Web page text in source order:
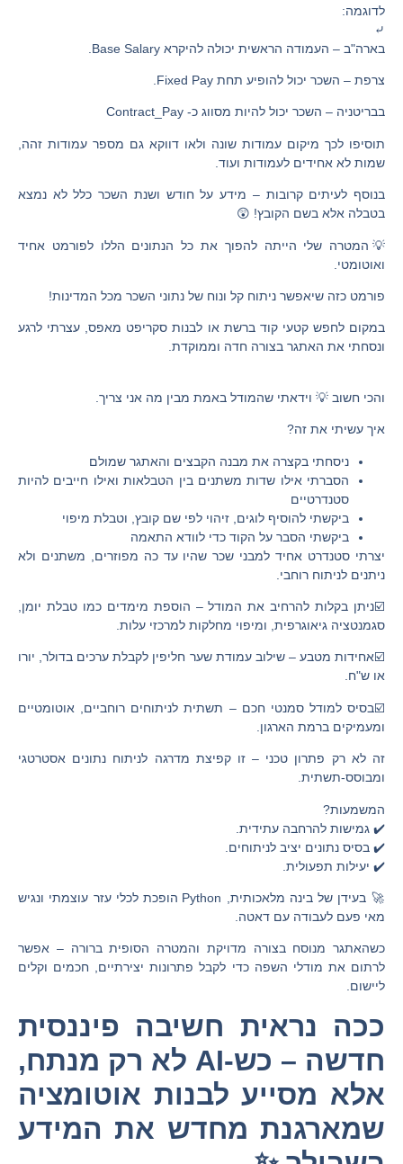
לדוגמה:
⤶
בארה"ב – העמודה הראשית יכולה להיקרא Base Salary.
צרפת – השכר יכול להופיע תחת Fixed Pay.
בבריטניה – השכר יכול להיות מסווג כ- Contract_Pay
תוסיפו לכך מיקום עמודות שונה ולאו דווקא גם מספר עמודות זהה,
שמות לא אחידים לעמודות ועוד.
בנוסף לעיתים קרובות – מידע על חודש ושנת השכר כלל לא נמצא
בטבלה אלא בשם הקובץ! 😲
💡המטרה שלי הייתה להפוך את כל הנתונים הללו לפורמט אחיד
ואוטומטי.
פורמט כזה שיאפשר ניתוח קל ונוח של נתוני השכר מכל המדינות!
במקום לחפש קטעי קוד ברשת או לבנות סקריפט מאפס, עצרתי לרגע
ונסחתי את האתגר בצורה חדה וממוקדת.
והכי חשוב 💡 וידאתי שהמודל באמת מבין מה אני צריך.
איך עשיתי את זה?
ניסחתי בקצרה את מבנה הקבצים והאתגר שמולם
הסברתי אילו שדות משתנים בין הטבלאות ואילו חייבים להיות
סטנדרטיים
ביקשתי להוסיף לוגים, זיהוי לפי שם קובץ, וטבלת מיפוי
ביקשתי הסבר על הקוד כדי לוודא התאמה
יצרתי סטנדרט אחידלמבני שכר שהיו עד כה מפוזרים, משתנים ולא
ניתנים לניתוח רוחבי.
☑️ניתן בקלות להרחיב את המודל– הוספת מימדים כמו טבלת יומן,
סגמנטציה גיאוגרפית, ומיפוי מחלקות למרכזי עלות.
☑️אחידות מטבע – שילוב עמודת שער חליפין לקבלת ערכים בדולר, יורו
או ש"ח.
☑️בסיס למודל סמנטי חכם – תשתית לניתוחים רוחביים, אוטומטיים
ומעמיקים ברמת הארגון.
זה לא רק פתרון טכני – זוקפיצת מדרגה לניתוח נתונים אסטרטגי
ומבוסס-תשתית.
המשמעות?
✔️ גמישות להרחבה עתידית.
✔️ בסיס נתונים יציב לניתוחים.
✔️ יעילות תפעולית.
🚀
בעידן של בינה מלאכותית, Python הופכת לכלי עזר עוצמתי ונגיש
מאי פעם לעבודה עם דאטה.
כשהאתגר מנוסח בצורה מדויקת והמטרה הסופית ברורה – אפשר
לרתום את מודלי השפה כדי לקבל פתרונות יצירתיים, חכמים וקלים
ליישום.
ככה נראית חשיבה פיננסית
חדשה – כש-AI לא רק מנתח,
אלא מסייע לבנות אוטומציה
שמארגנת מחדש את המידע